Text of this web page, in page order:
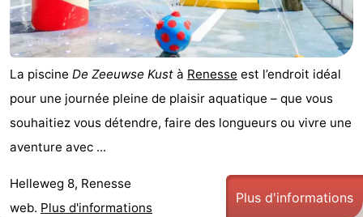
La piscine De Zeeuwse Kust à Renesse est l’endroit idéal
pour une journée pleine de plaisir aquatique – que vous
souhaitiez vous détendre, faire des longueurs ou vivre une
aventure avec ...
Helleweg 8, Renesse
web. Plus d'informations
Plus d'informations